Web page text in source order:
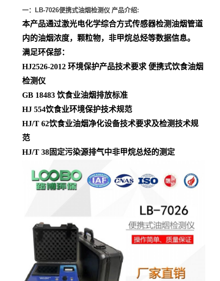
一： LB-7026便携式油烟检测仪 产品介绍:
本产品通过激光电化学综合方式传感器检测油烟管道
内的油烟浓度，颗粒物，非甲烷总烃等数据信息。
满足环保部：
HJ2526-2012 环境保护产品技术要求 便携式饮食油烟
检测仪
GB 18483 饮食业油烟排放标准
HJ 554饮食业环境保护技术规范
HJ/T 62饮食业油烟净化设备技术要求及检测技术规
范
HJ/T 38固定污染源排气中非甲烷总烃的测定